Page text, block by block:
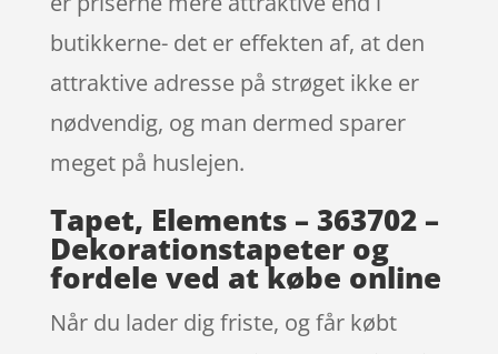
butikkerne- det er effekten af, at den
attraktive adresse på strøget ikke er
nødvendig, og man dermed sparer
meget på huslejen.
Tapet, Elements – 363702 –
Dekorationstapeter og
fordele ved at købe online
Når du lader dig friste, og får købt